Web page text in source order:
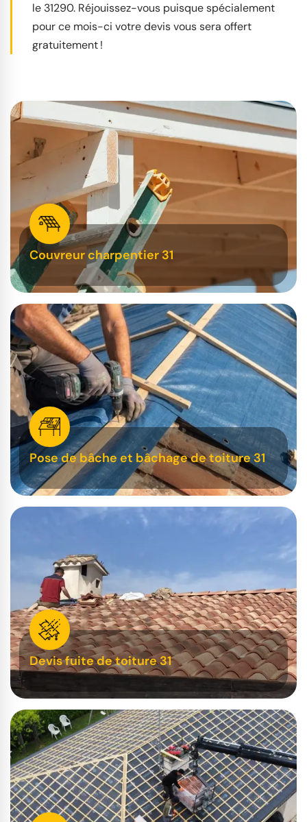
le 31290. Réjouissez-vous puisque spécialement
pour ce mois-ci votre devis vous sera offert
gratuitement !
Couvreur charpentier 31
Pose de bâche et bâchage de toiture 31
Devis fuite de toiture 31